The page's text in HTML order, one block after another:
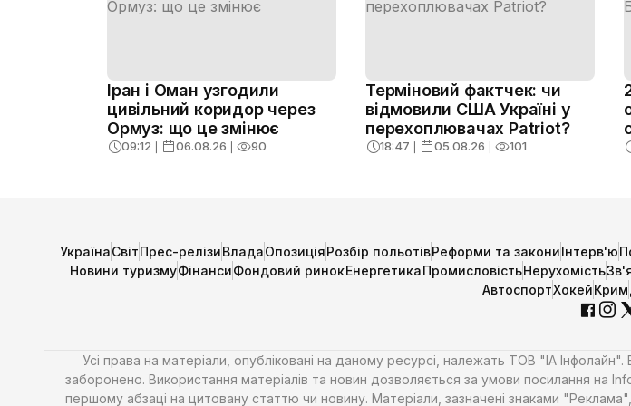
Іран і Оман узгодили
цивільний коридор через
Ормуз: що це змінює
09:12 ❘ 06.08.26 ❘ 90
Терміновий фактчек: чи
відмовили США Україні у
перехоплювачах Patriot?
18:47 ❘ 05.08.26 ❘ 101
УкраїнаСвітПрес-релізиВладаОпозиціяРозбір польотівРеформи та закониІнтерв'ю
Новини туризмуФінансиФондовий ринокЕнергетикаПромисловістьНерухомість
АвтоспортХокейКрим
Усі права на матеріали, опубліковані на даному ресурсі, належать ТОВ "ІА
заборонено. Використання матеріалів та новин дозволяється за умови посилання на
першому абзаці на цитовану статтю чи новину. Матеріали, зазначені знаками